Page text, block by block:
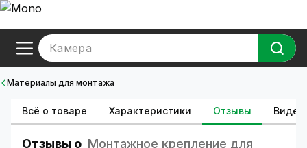
Камера
Материалы для монтажа
Всё о товаре Характеристики Отзывы Видео
Отзывы о Монтажное крепление для